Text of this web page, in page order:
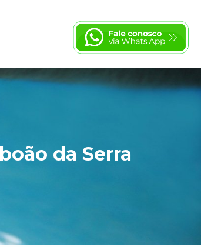
da Serra